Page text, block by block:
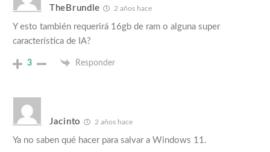
TheBrundle 2 años hace
Y esto también requerirá 16gb de ram o alguna super
característica de IA?
3 Responder
Jacinto 2 años hace
Ya no saben qué hacer para salvar a Windows 11.